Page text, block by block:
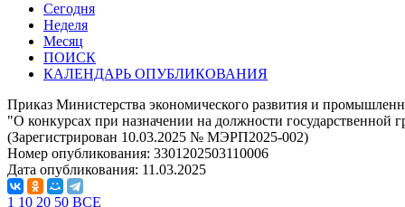
Сегодня
Неделя
Месяц
ПОИСК
КАЛЕНДАРЬ ОПУБЛИКОВАНИЯ
Приказ Министерства экономического развития и
"О конкурсах при назначении на должности государственной
(Зарегистрирован 10.03.2025 № МЭРП2025-002)
Номер опубликования: 3301202503110006
Дата опубликования: 11.03.2025
1 10 20 50 ВСЕ